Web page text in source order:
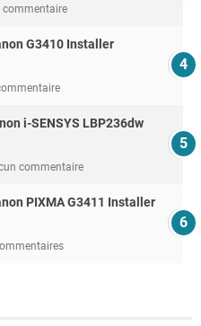
commentaire
G3410 Installer
i-SENSYS LBP236dw
commentaire
PIXMA G3411 Installer